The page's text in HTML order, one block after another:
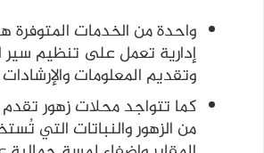
واحدة من الخدمات
إدارية تعمل على تنظيم سير
وتقديم المعلومات والإرشادات
كما تتواجد محلات زهور
من الزهور والنباتات التي